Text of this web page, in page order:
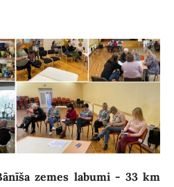
zemes labumi - 33 km